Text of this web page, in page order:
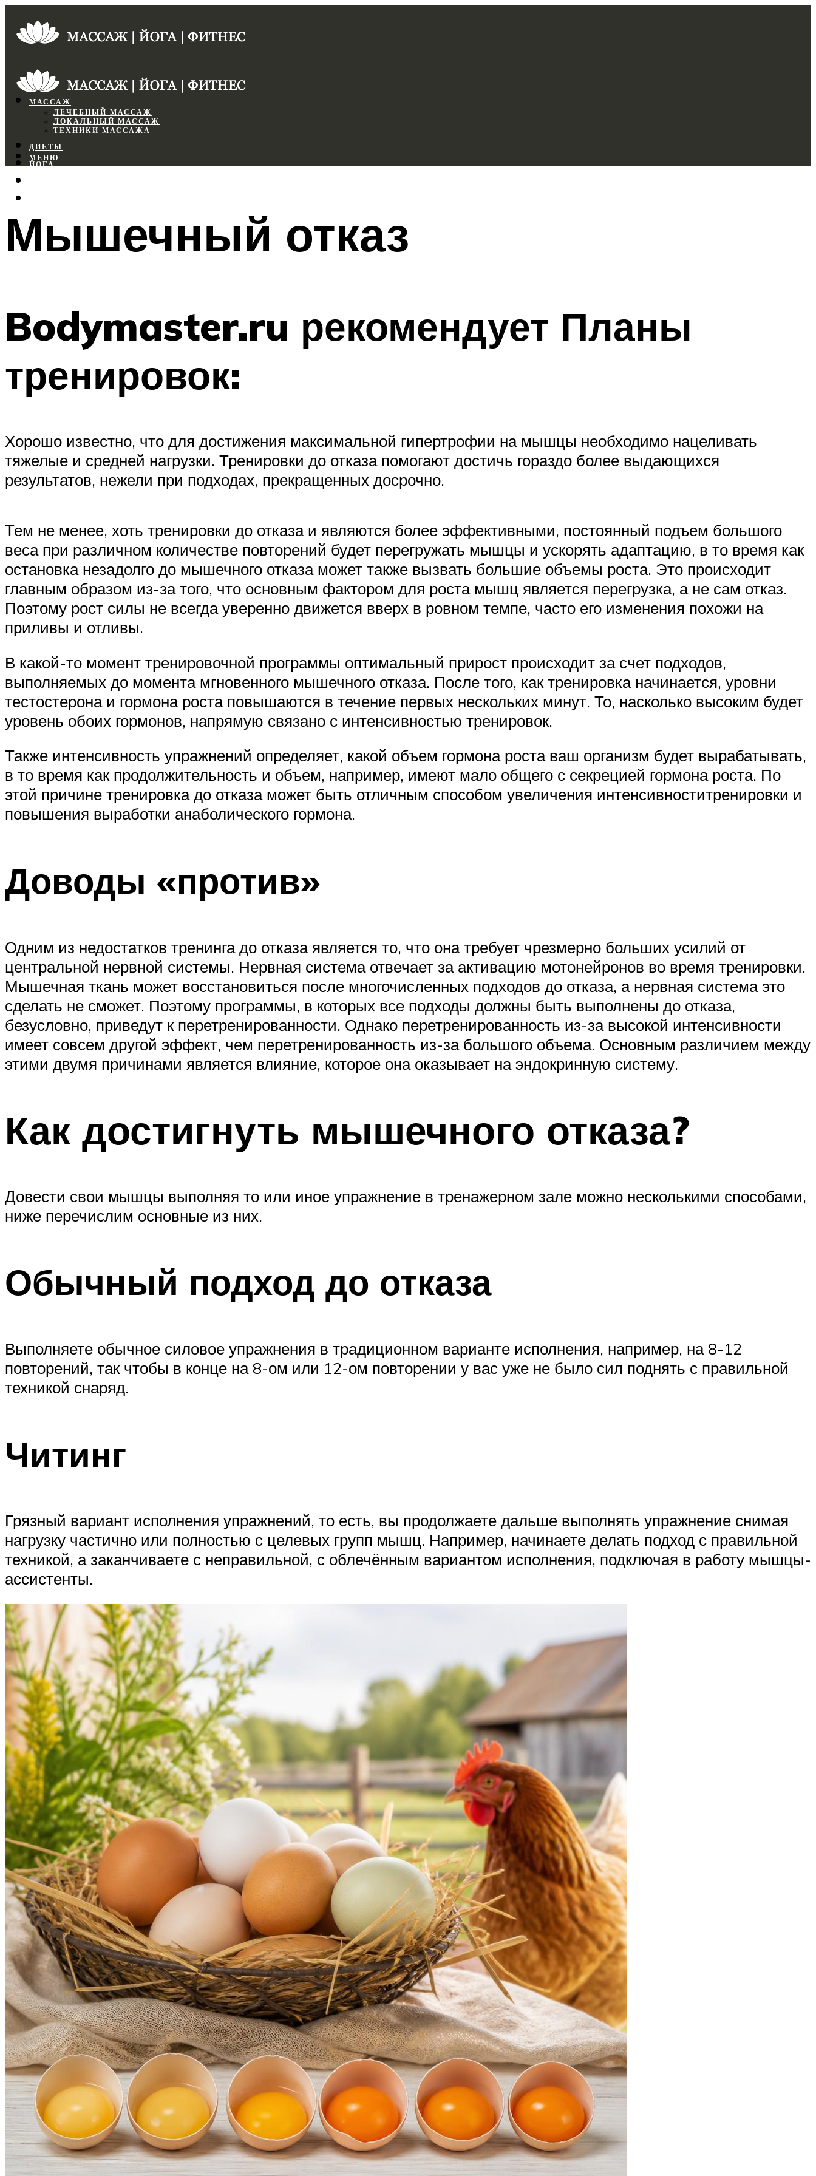
МАССАЖ
ЛЕЧЕБНЫЙ МАССАЖ
ЛОКАЛЬНЫЙ МАССАЖ
ТЕХНИКИ МАССАЖА
ДИЕТЫ
ЙОГА
МЕНЮ
МЕНЮ
Мышечный отказ
Bodymaster.ru рекомендует Планы
тренировок:
Хорошо известно, что для достижения максимальной гипертрофии на мышцы необходимо нацеливать
тяжелые и средней нагрузки. Тренировки до отказа помогают достичь гораздо более выдающихся
результатов, нежели при подходах, прекращенных досрочно.
Тем не менее, хоть тренировки до отказа и являются более эффективными, постоянный подъем большого
веса при различном количестве повторений будет перегружать мышцы и ускорять адаптацию, в то время как
остановка незадолго до мышечного отказа может также вызвать большие объемы роста. Это происходит
главным образом из-за того, что основным фактором для роста мышц является перегрузка, а не сам отказ.
Поэтому рост силы не всегда уверенно движется вверх в ровном темпе, часто его изменения похожи на
приливы и отливы.
В какой-то момент тренировочной программы оптимальный прирост происходит за счет подходов,
выполняемых до момента мгновенного мышечного отказа. После того, как тренировка начинается, уровни
тестостерона и гормона роста повышаются в течение первых нескольких минут. То, насколько высоким будет
уровень обоих гормонов, напрямую связано с интенсивностью тренировок.
Также интенсивность упражнений определяет, какой объем гормона роста ваш организм будет вырабатывать,
в то время как продолжительность и объем, например, имеют мало общего с секрецией гормона роста. По
этой причине тренировка до отказа может быть отличным способом увеличения интенсивноститренировки и
повышения выработки анаболического гормона.
Доводы «против»
Одним из недостатков тренинга до отказа является то, что она требует чрезмерно больших усилий от
центральной нервной системы. Нервная система отвечает за активацию мотонейронов во время тренировки.
Мышечная ткань может восстановиться после многочисленных подходов до отказа, а нервная система это
сделать не сможет. Поэтому программы, в которых все подходы должны быть выполнены до отказа,
безусловно, приведут к перетренированности. Однако перетренированность из-за высокой интенсивности
имеет совсем другой эффект, чем перетренированность из-за большого объема. Основным различием между
этими двумя причинами является влияние, которое она оказывает на эндокринную систему.
Как достигнуть мышечного отказа?
Довести свои мышцы выполняя то или иное упражнение в тренажерном зале можно несколькими способами,
ниже перечислим основные из них.
Обычный подход до отказа
Выполняете обычное силовое упражнения в традиционном варианте исполнения, например, на 8-12
повторений, так чтобы в конце на 8-ом или 12-ом повторении у вас уже не было сил поднять с правильной
техникой снаряд.
Читинг
Грязный вариант исполнения упражнений, то есть, вы продолжаете дальше выполнять упражнение снимая
нагрузку частично или полностью с целевых групп мышц. Например, начинаете делать подход с правильной
техникой, а заканчиваете с неправильной, с облечённым вариантом исполнения, подключая в работу мышцы-
ассистенты.